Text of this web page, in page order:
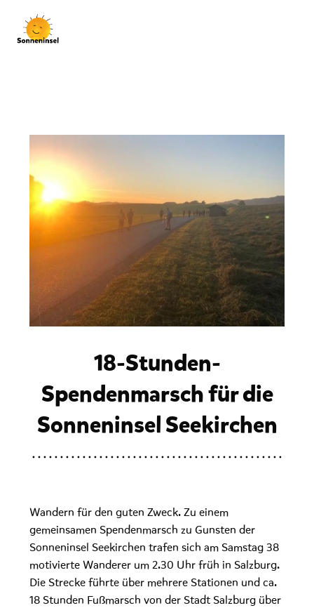
18-Stunden-
Spendenmarsch für die
Sonneninsel Seekirchen
Wandern für den guten Zweck. Zu einem
gemeinsamen Spendenmarsch zu Gunsten der
Sonneninsel Seekirchen trafen sich am Samstag 38
motivierte Wanderer um 2.30 Uhr früh in Salzburg.
Die Strecke führte über mehrere Stationen und ca.
18 Stunden Fußmarsch von der Stadt Salzburg über